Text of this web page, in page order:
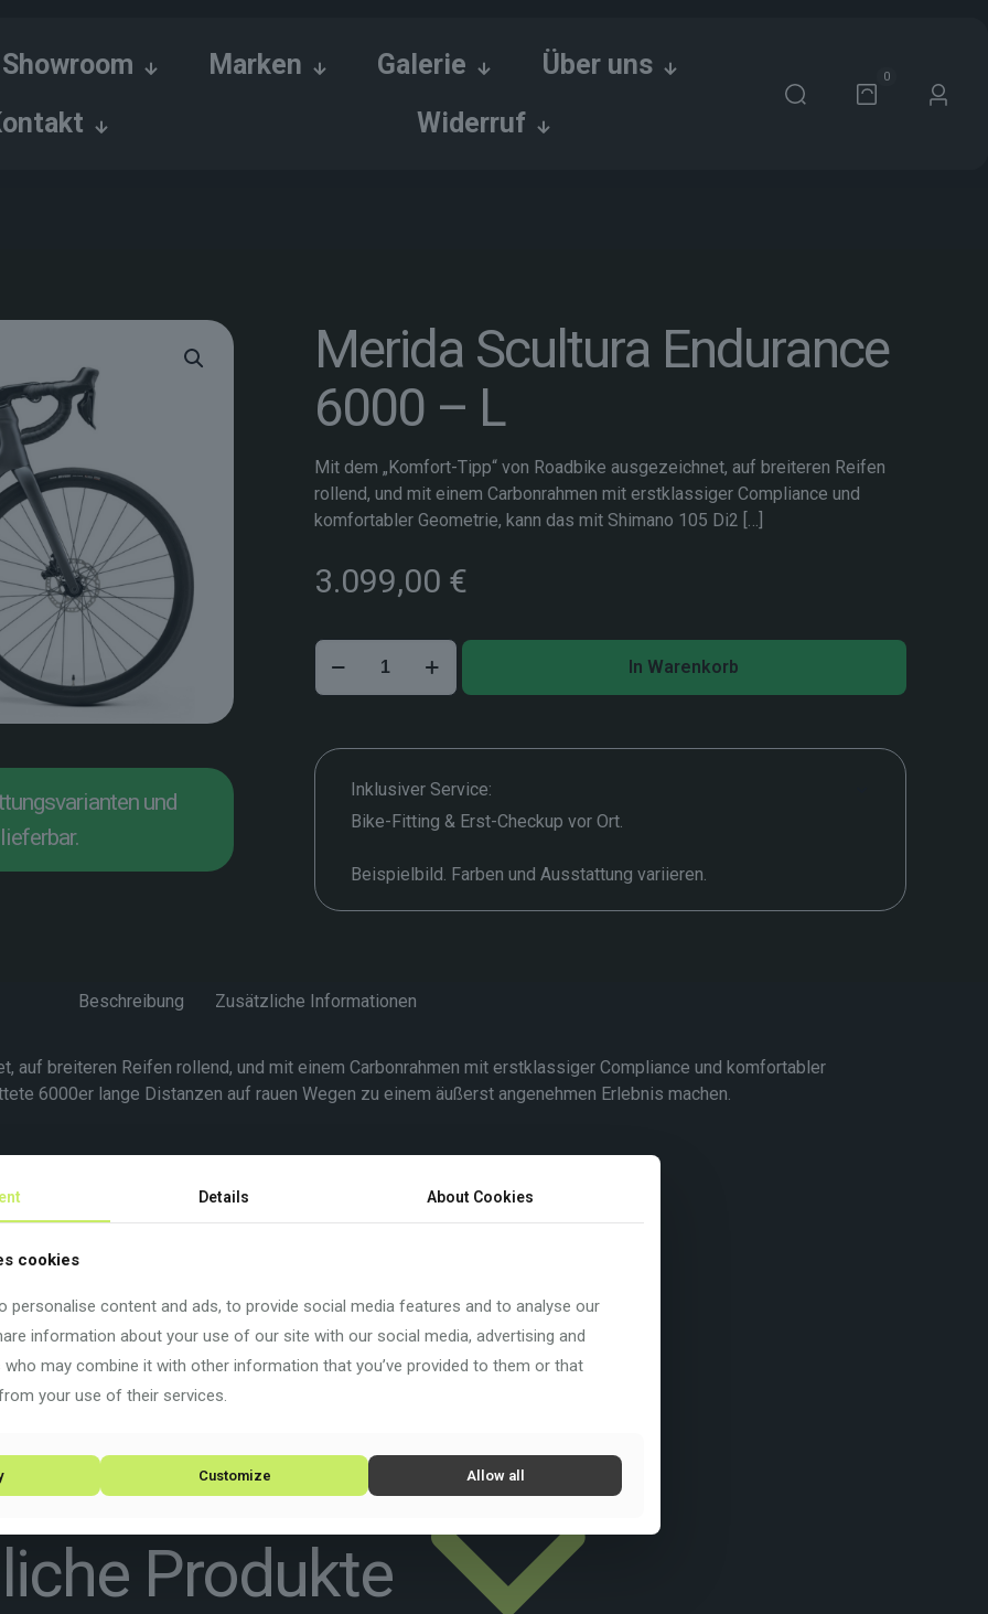
Showroom Marken Galerie
Über uns
Widerruf
0
und
Merida Scultura Endurance
6000 – L
Mit dem „Komfort-Tipp“ von Roadbike ausgezeichnet, auf breiteren Reifen
rollend, und mit einem Carbonrahmen mit erstklassiger Compliance und
komfortabler Geometrie, kann das mit Shimano 105 Di2 […]
3.099,00 €
Merida
–
Menge
In Warenkorb
Inklusiver Service:
Bike-Fitting & Erst-Checkup vor Ort.
Beispielbild. Farben und Ausstattung variieren.
Beschreibung Zusätzliche Informationen
auf breiteren Reifen rollend, und mit einem Carbonrahmen mit erstklassiger Compliance und komfortabler
6000er lange Distanzen auf rauen Wegen zu einem äußerst angenehmen Erlebnis machen.
Produkte
Details About Cookies
cookies
personalise content and ads, to provide social media features and to analyse our
information about your use of our site with our social media, advertising and
may combine it with other information that you’ve provided to them or that
your use of their services.
Customize Allow all